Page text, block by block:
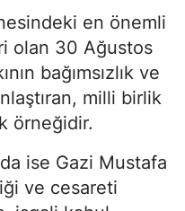
en önemli
olan 30 Ağustos
bağımsızlık ve
milli birlik
örneğidir.
ise Gazi Mustafa
ve cesareti